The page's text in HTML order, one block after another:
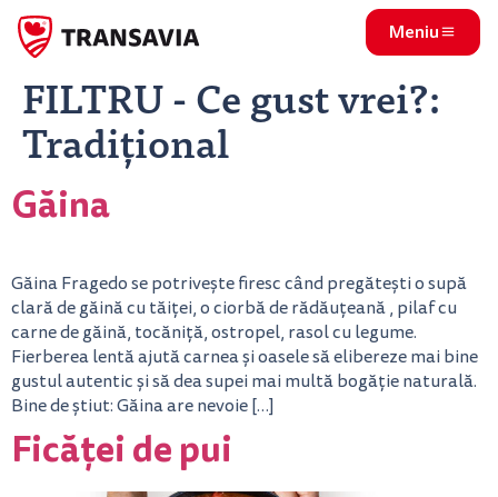
Meniu
FILTRU - Ce gust vrei?:
Tradițional
Găina
Găina Fragedo se potrivește firesc când pregătești o supă
clară de găină cu tăiței, o ciorbă de rădăuțeană , pilaf cu
carne de găină, tocăniță, ostropel, rasol cu legume.
Fierberea lentă ajută carnea și oasele să elibereze mai bine
gustul autentic și să dea supei mai multă bogăție naturală.
Bine de știut: Găina are nevoie […]
Ficăței de pui